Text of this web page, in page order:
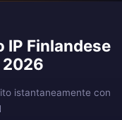
IP Finlandese
2026
istantaneamente con